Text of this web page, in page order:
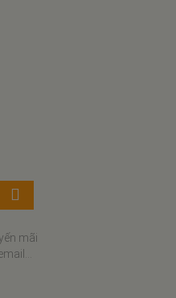
Gà rim hạt điều tôm khô
mãi